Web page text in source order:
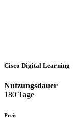
Cisco Digital Learning
Nutzungsdauer
180 Tage
Preis